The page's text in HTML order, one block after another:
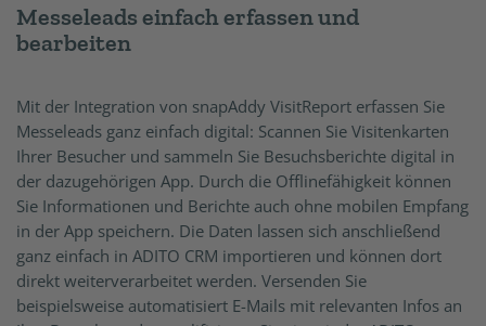
Messeleads einfach erfassen und
bearbeiten
Mit der Integration von snapAddy VisitReport erfassen Sie
Messeleads ganz einfach digital: Scannen Sie Visitenkarten
Ihrer Besucher und sammeln Sie Besuchsberichte digital in
der dazugehörigen App. Durch die Offlinefähigkeit können
Sie Informationen und Berichte auch ohne mobilen Empfang
in der App speichern. Die Daten lassen sich anschließend
ganz einfach in ADITO CRM importieren und können dort
direkt weiterverarbeitet werden. Versenden Sie
beispielsweise automatisiert E-Mails mit relevanten Infos an